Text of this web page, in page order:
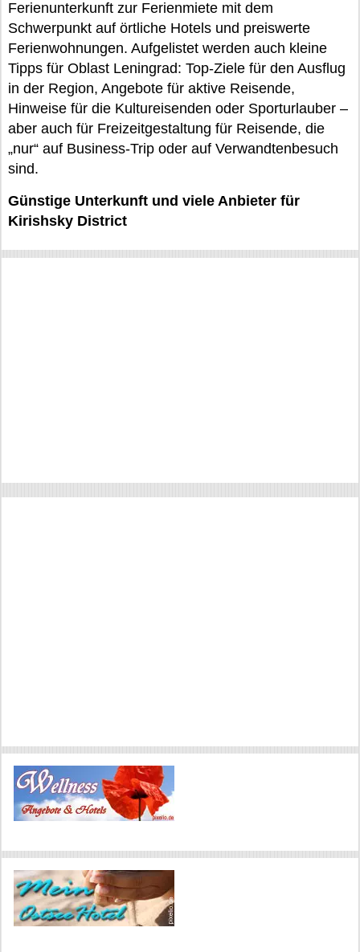
Ferienunterkunft zur Ferienmiete mit dem
Schwerpunkt auf örtliche Hotels und preiswerte
Ferienwohnungen. Aufgelistet werden auch kleine
Tipps für Oblast Leningrad: Top-Ziele für den Ausflug
in der Region, Angebote für aktive Reisende,
Hinweise für die Kultureisenden oder Sporturlauber –
aber auch für Freizeitgestaltung für Reisende, die
„nur“ auf Business-Trip oder auf Verwandtenbesuch
sind.
Günstige Unterkunft und viele Anbieter für
Kirishsky District